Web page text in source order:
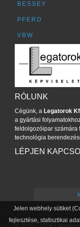
BESSEY
PFERD
VBW
RÓLUNK
Cégünk, a Legatorok
a gyártási
feldolgozóipar számára
technológia
LÉPJEN
Jelen webhely sütiket
fejlesztése, statisztikai